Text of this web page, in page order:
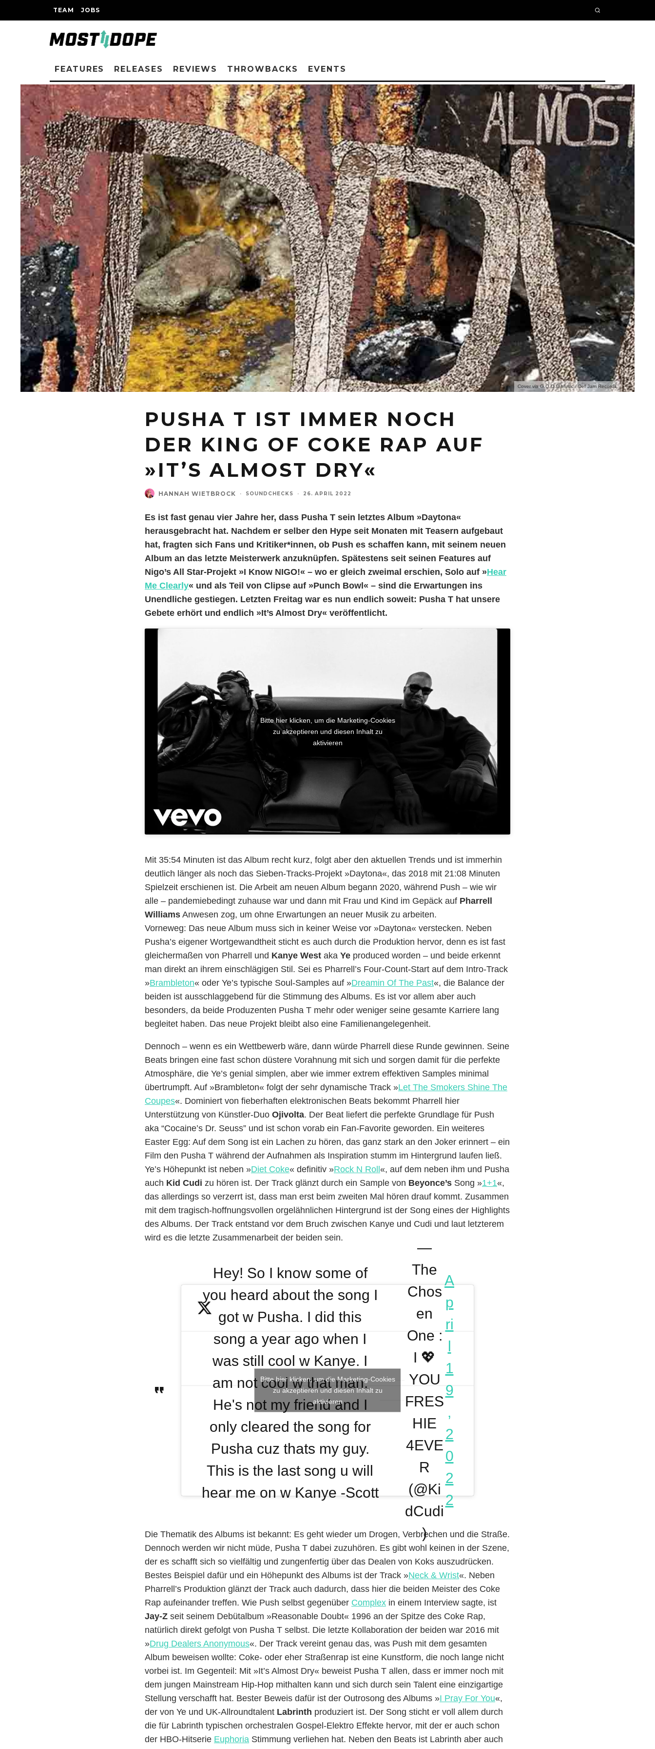
TEAM JOBS
FEATURES RELEASES REVIEWS THROWBACKS EVENTS
Cover via G.O.O.D Music / Def Jam Records
PUSHA T IST IMMER NOCH
DER KING OF COKE RAP AUF
»IT’S ALMOST DRY«
HANNAH WIETBROCK · SOUNDCHECKS · 26. APRIL 2022
Es ist fast genau vier Jahre her, dass Pusha T sein letztes Album »Daytona«
herausgebracht hat. Nachdem er selber den Hype seit Monaten mit Teasern aufgebaut
hat, fragten sich Fans und Kritiker*innen, ob Push es schaffen kann, mit seinem neuen
Album an das letzte Meisterwerk anzuknüpfen. Spätestens seit seinen Features auf
Nigo’s All Star-Projekt »I Know NIGO!« – wo er gleich zweimal erschien, Solo auf »Hear
Me Clearly« und als Teil von Clipse auf »Punch Bowl« – sind die Erwartungen ins
Unendliche gestiegen. Letzten Freitag war es nun endlich soweit: Pusha T hat unsere
Gebete erhört und endlich »It’s Almost Dry« veröffentlicht.
Bitte hier klicken, um die Marketing-Cookies
zu akzeptieren und diesen Inhalt zu
aktivieren
Mit 35:54 Minuten ist das Album recht kurz, folgt aber den aktuellen Trends und ist immerhin
deutlich länger als noch das Sieben-Tracks-Projekt »Daytona«, das 2018 mit 21:08 Minuten
Spielzeit erschienen ist. Die Arbeit am neuen Album begann 2020, während Push – wie wir
alle – pandemiebedingt zuhause war und dann mit Frau und Kind im Gepäck auf Pharrell
Williams Anwesen zog, um ohne Erwartungen an neuer Musik zu arbeiten.
Vorneweg: Das neue Album muss sich in keiner Weise vor »Daytona« verstecken. Neben
Pusha’s eigener Wortgewandtheit sticht es auch durch die Produktion hervor, denn es ist fast
gleichermaßen von Pharrell und Kanye West aka Ye produced worden – und beide erkennt
man direkt an ihrem einschlägigen Stil. Sei es Pharrell’s Four-Count-Start auf dem Intro-Track
»Brambleton« oder Ye’s typische Soul-Samples auf »Dreamin Of The Past«, die Balance der
beiden ist ausschlaggebend für die Stimmung des Albums. Es ist vor allem aber auch
besonders, da beide Produzenten Pusha T mehr oder weniger seine gesamte Karriere lang
begleitet haben. Das neue Projekt bleibt also eine Familienangelegenheit.
Dennoch – wenn es ein Wettbewerb wäre, dann würde Pharrell diese Runde gewinnen. Seine
Beats bringen eine fast schon düstere Vorahnung mit sich und sorgen damit für die perfekte
Atmosphäre, die Ye’s genial simplen, aber wie immer extrem effektiven Samples minimal
übertrumpft. Auf »Brambleton« folgt der sehr dynamische Track »Let The Smokers Shine The
Coupes«. Dominiert von fieberhaften elektronischen Beats bekommt Pharrell hier
Unterstützung von Künstler-Duo Ojivolta. Der Beat liefert die perfekte Grundlage für Push
aka “Cocaine’s Dr. Seuss” und ist schon vorab ein Fan-Favorite geworden. Ein weiteres
Easter Egg: Auf dem Song ist ein Lachen zu hören, das ganz stark an den Joker erinnert – ein
Film den Pusha T während der Aufnahmen als Inspiration stumm im Hintergrund laufen ließ.
Ye’s Höhepunkt ist neben »Diet Coke« definitiv »Rock N Roll«, auf dem neben ihm und Pusha
auch Kid Cudi zu hören ist. Der Track glänzt durch ein Sample von Beyonce’s Song »1+1«,
das allerdings so verzerrt ist, dass man erst beim zweiten Mal hören drauf kommt. Zusammen
mit dem tragisch-hoffnungsvollen orgelähnlichen Hintergrund ist der Song eines der Highlights
des Albums. Der Track entstand vor dem Bruch zwischen Kanye und Cudi und laut letzterem
wird es die letzte Zusammenarbeit der beiden sein.
Hey! So I know some of
you heard about the song I
got w Pusha. I did this
song a year ago when I
was still cool w Kanye. I
am not cool w that man.
He's not my friend and I
only cleared the song for
Pusha cuz thats my guy.
This is the last song u will
hear me on w Kanye -Scott
—
The
Chos
en
One :
I 💖
YOU
FRES
HIE
4EVE
R
(@Ki
dCudi
)
A
p
ri
1
9
,
2
0
2
2
Bitte hier klicken, um die Marketing-Cookies
zu akzeptieren und diesen Inhalt zu
aktivieren
Die Thematik des Albums ist bekannt: Es geht wieder um Drogen, Verbrechen und die Straße.
Dennoch werden wir nicht müde, Pusha T dabei zuzuhören. Es gibt wohl keinen in der Szene,
der es schafft sich so vielfältig und zungenfertig über das Dealen von Koks auszudrücken.
Bestes Beispiel dafür und ein Höhepunkt des Albums ist der Track »Neck & Wrist«. Neben
Pharrell’s Produktion glänzt der Track auch dadurch, dass hier die beiden Meister des Coke
Rap aufeinander treffen. Wie Push selbst gegenüber Complex in einem Interview sagte, ist
Jay-Z seit seinem Debütalbum »Reasonable Doubt« 1996 an der Spitze des Coke Rap,
natürlich direkt gefolgt von Pusha T selbst. Die letzte Kollaboration der beiden war 2016 mit
»Drug Dealers Anonymous«. Der Track vereint genau das, was Push mit dem gesamten
Album beweisen wollte: Coke- oder eher Straßenrap ist eine Kunstform, die noch lange nicht
vorbei ist. Im Gegenteil: Mit »It’s Almost Dry« beweist Pusha T allen, dass er immer noch mit
dem jungen Mainstream Hip-Hop mithalten kann und sich durch sein Talent eine einzigartige
Stellung verschafft hat. Bester Beweis dafür ist der Outrosong des Albums »I Pray For You«,
der von Ye und UK-Allroundtalent Labrinth produziert ist. Der Song sticht er voll allem durch
die für Labrinth typischen orchestralen Gospel-Elektro Effekte hervor, mit der er auch schon
der HBO-Hitserie Euphoria Stimmung verliehen hat. Neben den Beats ist Labrinth aber auch